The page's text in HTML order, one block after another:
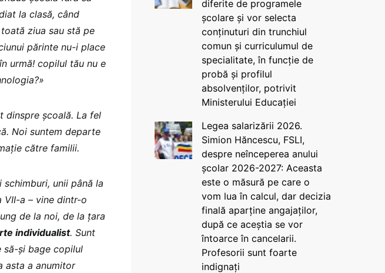
la clasă, când
ziua sau stă pe
părinte nu-i place
urmă! copilul tău nu e
dinspre școală. La fel
Noi suntem departe
către familii.
unii până la
VII-a – vine dintr-o
de la noi, de la țara
individualist. Sunt
să-și bage copilul
asta a anumitor
diferite de programele
școlare și vor selecta
conținuturi din trunchiul
comun și curriculumul de
specialitate, în funcție de
probă și profilul
absolvenților, potrivit
Ministerului Educației
Legea salarizării 2026.
Simion Hăncescu, FSLI,
despre neînceperea anului
școlar 2026-2027: Aceasta
este o măsură pe care o
vom lua în calcul, dar decizia
finală aparține angajaților,
după ce aceștia se vor
întoarce în cancelarii.
Profesorii sunt foarte
indignați